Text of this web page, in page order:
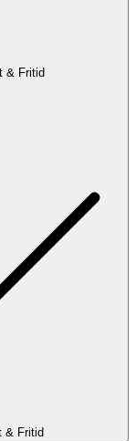
& Fritid
& Fritid